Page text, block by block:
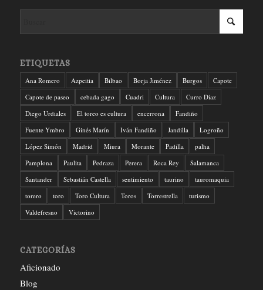
ETIQUETAS
Ana Romero Azpeitia Bilbao Borja Jiménez Burgos
Capote
Capote de paseo
cebada gago Cuadri Cultura
Curro Díaz
Diego Urdiales
El toreo es cultura encerrona
Fandiño
Fuente Ymbro
Ginés Marín Iván Fandiño Jandilla
Logroño
López Simón
Madrid Miura Morante Padilla
palha
Pamplona
Paulita Pedraza Perera Roca Rey
Salamanca
Santander
Sebastián Castella sentimiento taurino
tauromaquia
torero
toro Toro Cultura Toros Torrestrella
turismo
Valdefresno
Victorino
CATEGORÍAS
Aficionado
Blog